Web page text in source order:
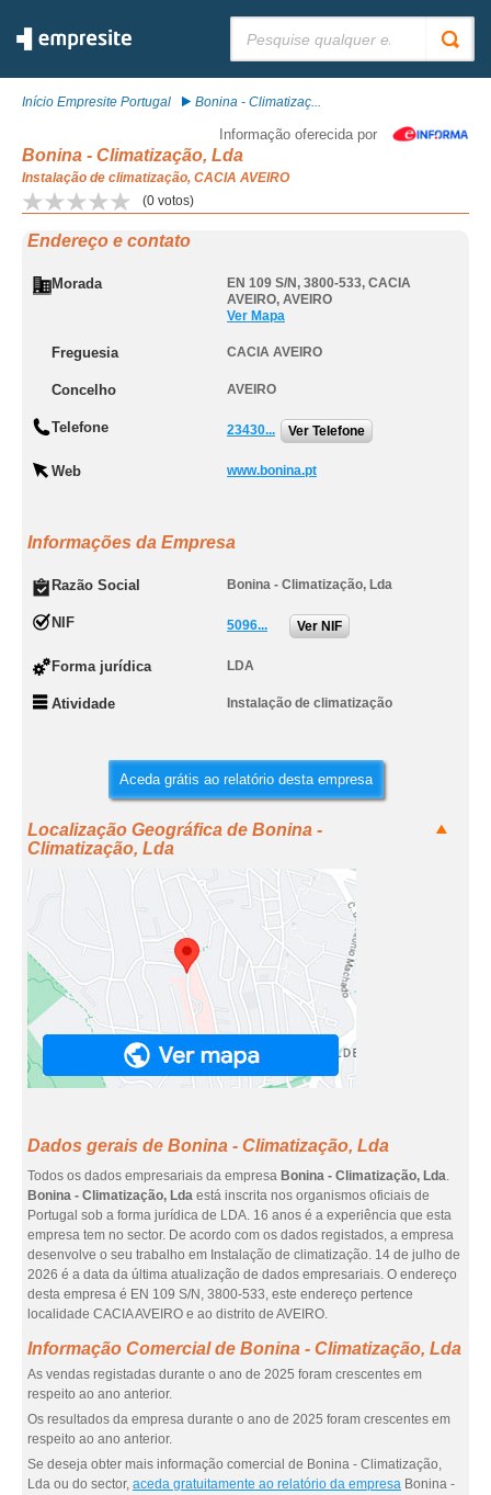
Início Empresite Portugal Bonina - Climatizaç...
Informação oferecida por
Bonina - Climatização, Lda
Instalação de climatização, CACIA AVEIRO
(0 votos)
Endereço e contato
Morada EN 109 S/N, 3800-533, CACIA
AVEIRO, AVEIRO
Ver Mapa
Freguesia CACIA AVEIRO
Concelho AVEIRO
Telefone 23430... Ver Telefone
Web www.bonina.pt
Informações da Empresa
Razão Social Bonina - Climatização, Lda
NIF 5096... Ver NIF
Forma jurídica LDA
Atividade Instalação de climatização
Aceda grátis ao relatório desta empresa
Localização Geográfica de Bonina -
Climatização, Lda
Dados gerais de Bonina - Climatização, Lda
Todos os dados empresariais da empresa Bonina - Climatização, Lda.
Bonina - Climatização, Lda está inscrita nos organismos oficiais de
Portugal sob a forma jurídica de LDA. 16 anos é a experiência que esta
empresa tem no sector. De acordo com os dados registados, a empresa
desenvolve o seu trabalho em Instalação de climatização. 14 de julho de
2026 é a data da última atualização de dados empresariais. O endereço
desta empresa é EN 109 S/N, 3800-533, este endereço pertence
localidade CACIA AVEIRO e ao distrito de AVEIRO.
Informação Comercial de Bonina - Climatização, Lda
As vendas registadas durante o ano de 2025 foram crescentes em
respeito ao ano anterior.
Os resultados da empresa durante o ano de 2025 foram crescentes em
respeito ao ano anterior.
Se deseja obter mais informação comercial de Bonina - Climatização,
Lda ou do sector, aceda gratuitamente ao relatório da empresa Bonina -